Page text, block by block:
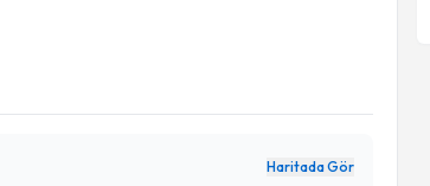
Haritada Gör